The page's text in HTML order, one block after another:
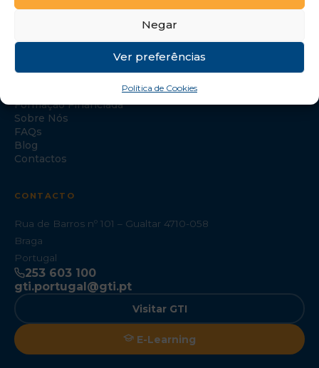
Negar
Ver preferências
Política de Cookies
Formação Especializada
Formação Financiada
Sobre Nós
FAQs
Blog
Contactos
CONTACTO
Rua de Barros nº 101 – Gualtar 4710-058
Braga
Portugal
253 603 100
gti.portugal@gti.pt
Visitar GTI
E-Learning